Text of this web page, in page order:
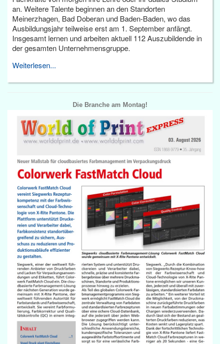
an. Weitere Talente beginnen an den Standorten
Meinerzhagen, Bad Doberan und Baden-Baden, wo das
Ausbildungsjahr teilweise erst am 1. September anfängt.
Insgesamt lernen und arbeiten aktuell 112 Auszubildende in
der gesamten Unternehmensgruppe.
Weiterlesen...
Die Branche am Montag!